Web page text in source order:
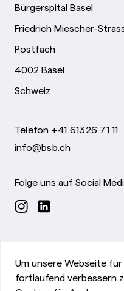
Bürgerspital Basel
Friedrich Miescher-
Postfach
4002 Basel
Schweiz
Telefon +41 61326 71 11
info@bsb.ch
Folge uns auf Social
Um unsere Webseite
fortlaufend verbessern